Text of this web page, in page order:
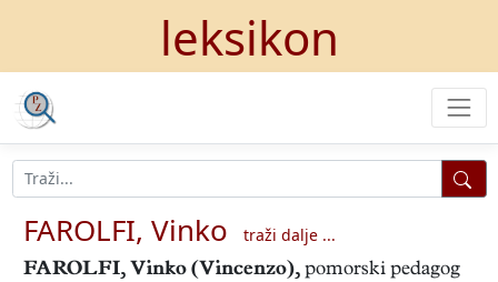
leksikon
FAROLFI, Vinko
traži dalje ...
FAROLFI, Vinko (Vincenzo), pomorski pedagog